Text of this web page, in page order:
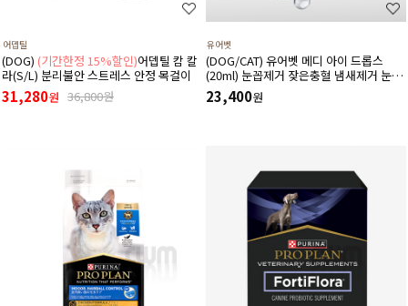
어뎁틸
(DOG) (기간한정 15%할인)어뎁틸 캄 칼
라(S/L) 분리불안 스트레스 안정 목걸이
31,280원 36,800원
유어벳
(DOG/CAT) 유어벳 메디 아이 드롭스
(20ml) 눈꼽제거 잦은충혈 냄새제거 눈물
자국 간지러움증
23,400원